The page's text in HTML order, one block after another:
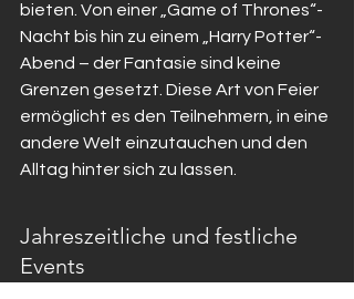
bieten. Von einer „Game of Thrones“-
Nacht bis hin zu einem „Harry Potter“-
Abend – der Fantasie sind keine
Grenzen gesetzt. Diese Art von Feier
ermöglicht es den Teilnehmern, in eine
andere Welt einzutauchen und den
Alltag hinter sich zu lassen.
Jahreszeitliche und festliche
Events